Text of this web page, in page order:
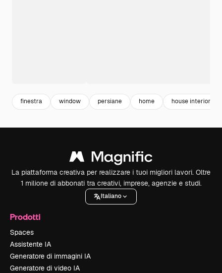
finestra window persiane home house interior
La piattaforma creativa per realizzare i tuoi migliori lavori. Oltre
1 milione di abbonati tra creativi, imprese, agenzie e studi.
Italiano
Prodotti
Spaces
Assistente IA
Generatore di immagini IA
Generatore di video IA